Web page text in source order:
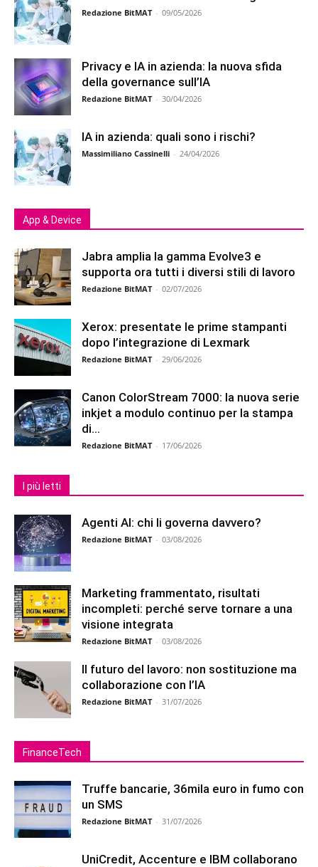
Redazione BitMAT - 09/05/2026
Privacy e IA in azienda: la nuova sfida
della governance sull’IA
Redazione BitMAT - 30/04/2026
IA in azienda: quali sono i rischi?
Massimiliano Cassinelli - 24/04/2026
App & Device
Jabra amplia la gamma Evolve3 e
supporta ora tutti i diversi stili di lavoro
Redazione BitMAT - 02/07/2026
Xerox: presentate le prime stampanti
dopo l’integrazione di Lexmark
Redazione BitMAT - 29/06/2026
Canon ColorStream 7000: la nuova serie
inkjet a modulo continuo per la stampa
di...
Redazione BitMAT - 17/06/2026
I più letti
Agenti AI: chi li governa davvero?
Redazione BitMAT - 03/08/2026
Marketing frammentato, risultati
incompleti: perché serve tornare a una
visione integrata
Redazione BitMAT - 03/08/2026
Il futuro del lavoro: non sostituzione ma
collaborazione con l’IA
Redazione BitMAT - 31/07/2026
FinanceTech
Truffe bancarie, 36mila euro in fumo con
un SMS
Redazione BitMAT - 31/07/2026
UniCredit, Accenture e IBM collaborano